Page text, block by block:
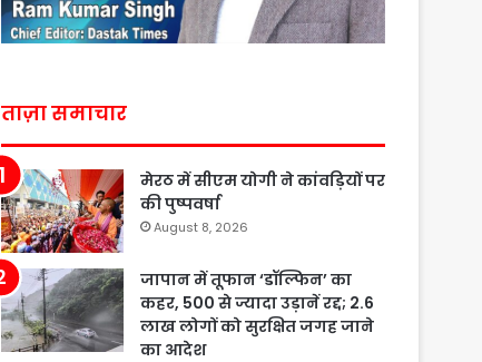
ताज़ा समाचार
मेरठ में सीएम योगी ने कांवड़ियों पर
की पुष्पवर्षा
August 8, 2026
जापान में तूफान ‘डॉल्फिन’ का
कहर, 500 से ज्यादा उड़ानें रद्द; 2.6
लाख लोगों को सुरक्षित जगह जाने
का आदेश